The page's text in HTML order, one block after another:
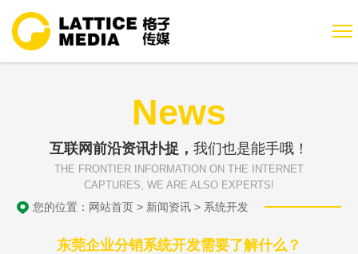
News
互联网前沿资讯扑捉， 我们也是能手哦！
THE FRONTIER INFORMATION ON THE INTERNET
CAPTURES, WE ARE ALSO EXPERTS!
您的位置： 网站首页 > 新闻资讯 > 系统开发
东莞企业分销系统开发需要了解什么？